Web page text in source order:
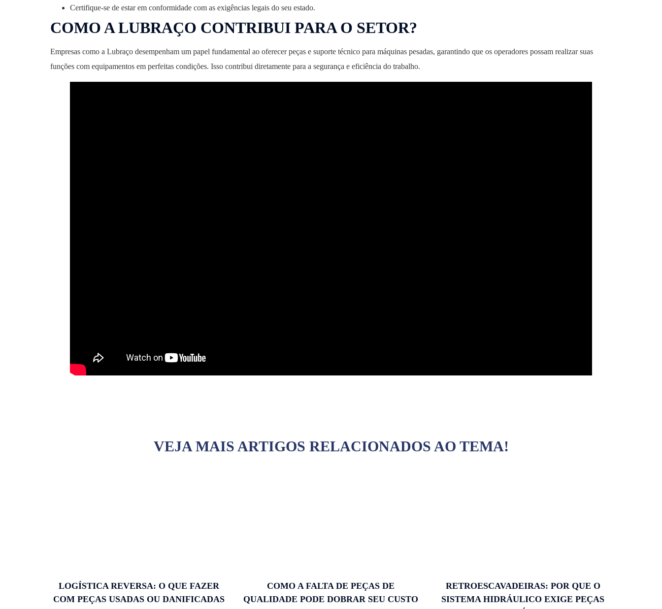
Certifique-se de estar em conformidade com as exigências legais do seu estado.
COMO A LUBRAÇO CONTRIBUI PARA O SETOR?
Empresas como a Lubraço desempenham um papel fundamental ao oferecer peças e suporte técnico para máquinas pesadas, garantindo que os operadores possam realizar suas
funções com equipamentos em perfeitas condições. Isso contribui diretamente para a segurança e eficiência do trabalho.
VEJA MAIS ARTIGOS RELACIONADOS AO TEMA!
LOGÍSTICA REVERSA: O QUE FAZER
COM PEÇAS USADAS OU DANIFICADAS
COMO A FALTA DE PEÇAS DE
QUALIDADE PODE DOBRAR SEU CUSTO
RETROESCAVADEIRAS: POR QUE O
SISTEMA HIDRÁULICO EXIGE PEÇAS